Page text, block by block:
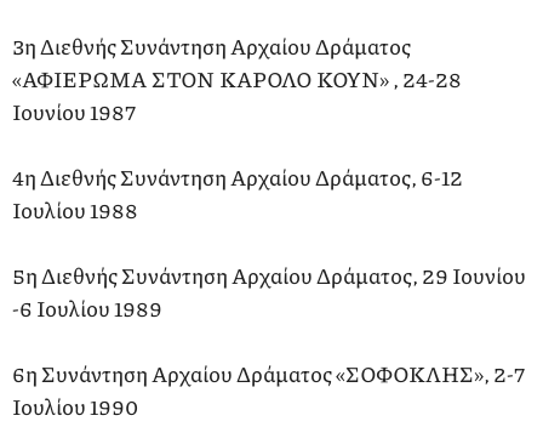
3η Διεθνής Συνάντηση Αρχαίου Δράματος
«ΑΦΙΕΡΩΜΑ ΣΤΟΝ ΚΑΡΟΛΟ ΚΟΥΝ» , 24-28
Ιουνίου 1987
4η Διεθνής Συνάντηση Αρχαίου Δράματος, 6-12
Ιουλίου 1988
5η Διεθνής Συνάντηση Αρχαίου Δράματος, 29 Ιουνίου
-6 Ιουλίου 1989
6η Συνάντηση Αρχαίου Δράματος «ΣΟΦΟΚΛΗΣ», 2-7
Ιουλίου 1990